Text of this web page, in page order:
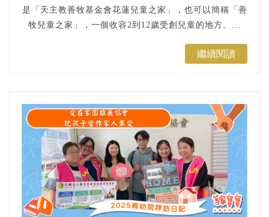
是「天主教善牧基金會花蓮兒童之家」，也可以簡稱「善
牧兒童之家」，一個收容2到12歲受創兒童的地方。...
繼續閱讀